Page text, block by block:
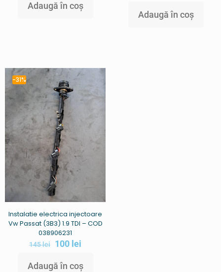
Adaugă în coș
Adaugă în coș
-31%
Instalatie electrica injectoare
Vw Passat (3B3) 1.9 TDI – COD
038906231
145lei 100 lei
Adaugă în coș